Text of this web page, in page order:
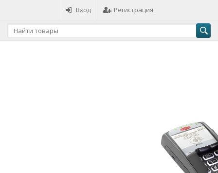
Вход Регистрация